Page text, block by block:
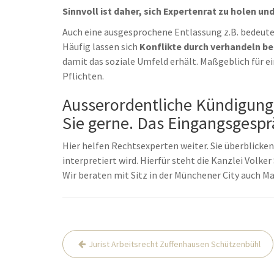
Sinnvoll ist daher, sich Expertenrat zu holen
Auch eine ausgesprochene Entlassung z.B.
Häufig lassen sich Konflikte durch verhandeln
damit das soziale Umfeld erhält. Maßgeblich für
Pflichten.
Ausserordentliche
Sie gerne. Das
Hier helfen Rechtsexperten weiter. Sie
interpretiert wird. Hierfür steht die Kanzlei
Wir beraten mit Sitz in der Münchener City auch
Beitrags-
Navigation
Jurist Arbeitsrecht Zuffenhausen Schützenbühl